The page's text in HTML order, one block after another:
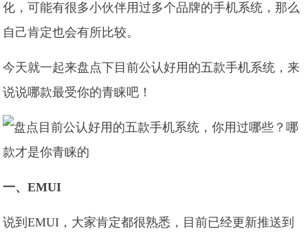
化，可能有很多小伙伴用过多个品牌的手机系统，那么
自己肯定也会有所比较。
今天就一起来盘点下目前公认好用的五款手机系统，来
说说哪款最受你的青睐吧！
一、EMUI
说到EMUI，大家肯定都很熟悉，目前已经更新推送到